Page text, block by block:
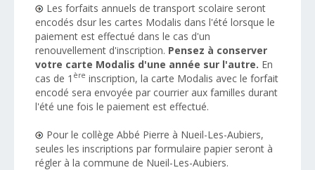
L es forfaits annuels de transport scolaire seront
encodés dsur les cartes Modalis dans l'été lorsque le
paiement est effectué dans le cas d'un
renouvellement d'inscription. Pensez à conserver
votre carte Modalis d'une année sur l'autre. En
cas de 1 ère inscription, la carte Modalis avec le forfait
encodé sera envoyée par courrier aux familles durant
l'été une fois le paiement est effectué.
Pour le collège Abbé Pierre à Nueil-Les-Aubiers,
seules les inscriptions par formulaire papier seront à
régler à la commune de Nueil-Les-Aubiers.